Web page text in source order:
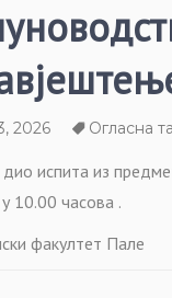
2026 Огласна
испита из
10.00 часова .
факултет Пале